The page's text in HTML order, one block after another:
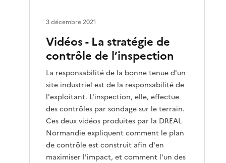
Vidéos - La stratégie de
contrôle de l’inspection
La responsabilité de la bonne tenue d'un
site industriel est de la responsabilité de
l'exploitant. L'inspection, elle, effectue
des contrôles par sondage sur le terrain.
Ces deux vidéos produites par la DREAL
Normandie expliquent comment le plan
de contrôle est construit afin d'en
maximiser l'impact, et comment l'un des
3 décembre 2021